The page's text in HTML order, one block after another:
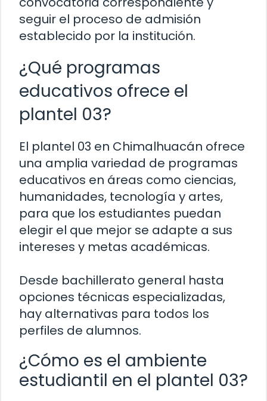
seguir el proceso de admisión
establecido por la institución.
¿Qué programas
educativos ofrece el
plantel 03?
El plantel 03 en Chimalhuacán ofrece
una amplia variedad de programas
educativos en áreas como ciencias,
humanidades, tecnología y artes,
para que los estudiantes puedan
elegir el que mejor se adapte a sus
intereses y metas académicas.
Desde bachillerato general hasta
opciones técnicas especializadas,
hay alternativas para todos los
perfiles de alumnos.
¿Cómo es el ambiente
estudiantil en el plantel 03?